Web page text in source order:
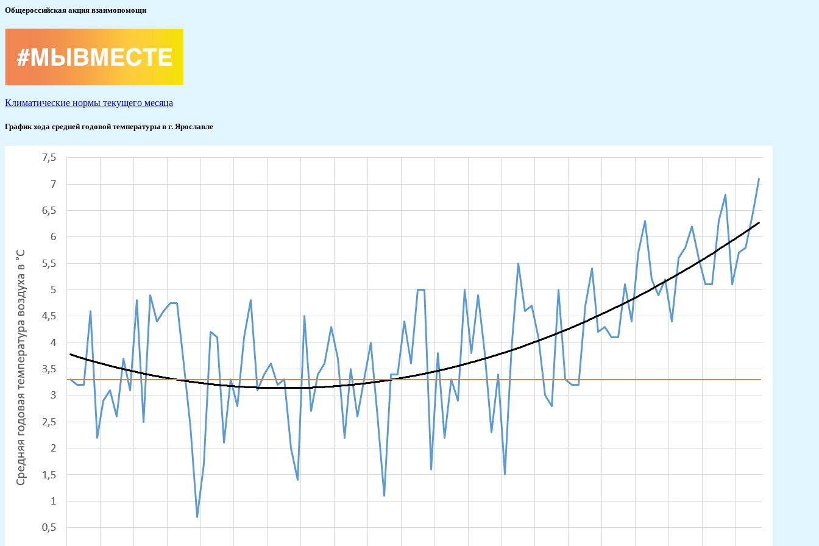
Общероссийская акция взаимопомощи
Климатические нормы текущего месяца
График хода средней годовой температуры в г. Ярославле